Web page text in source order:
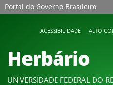
Portal do Governo Brasileiro
ACESSIBILIDADE ALTO
Herbário
UNIVERSIDADE FEDERAL DO